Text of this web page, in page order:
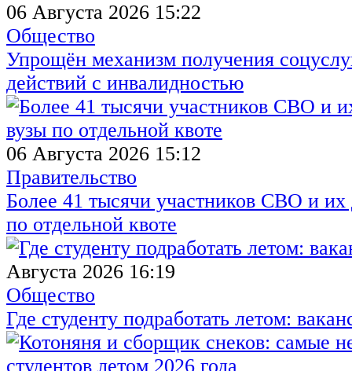
06 Августа 2026 15:22
Общество
Упрощён механизм получения
действий с инвалидностью
06 Августа 2026 15:12
Правительство
Более 41 тысячи участников СВО и их
по отдельной квоте
Августа 2026 16:19
Общество
Где студенту подработать летом: